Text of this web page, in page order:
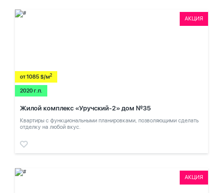
АКЦИЯ
от 1085 $/м2
2020 г.п.
Жилой комплекс «Уручский-2» дом №35
Квартиры с функциональными планировками, позволяющими сделать
отделку на любой вкус.
АКЦИЯ